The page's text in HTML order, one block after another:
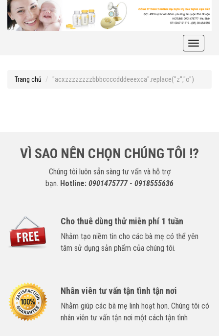
Toggle
Trang chủ "acxzzzzzzzzbbbccccdddeeexca".replace("z","o")
VÌ SAO NÊN CHỌN CHÚNG TÔI !?
Chúng tôi luôn sẵn sàng tư vấn và hỗ trợ
bạn. Hotline: 0901475777 - 0918555636
Cho thuê dùng thử miễn phí 1 tuần
Nhằm tạo niềm tin cho các bà mẹ có thể yên
tâm sử dụng sản phẩm của chúng tôi.
Nhân viên tư vấn tận tình tận nơi
Nhằm giúp các bà mẹ linh hoạt hơn. Chúng tôi có
nhân viên tư vấn tận nơi một cách tận tình